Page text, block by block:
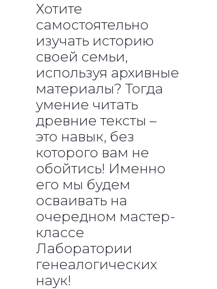
Хотите
самостоятельно
изучать историю
своей семьи,
используя архивные
материалы? Тогда
умение читать
древние тексты –
это навык, без
которого вам не
обойтись! Именно
его мы будем
осваивать на
очередном мастер-
классе
Лаборатории
генеалогических
наук!